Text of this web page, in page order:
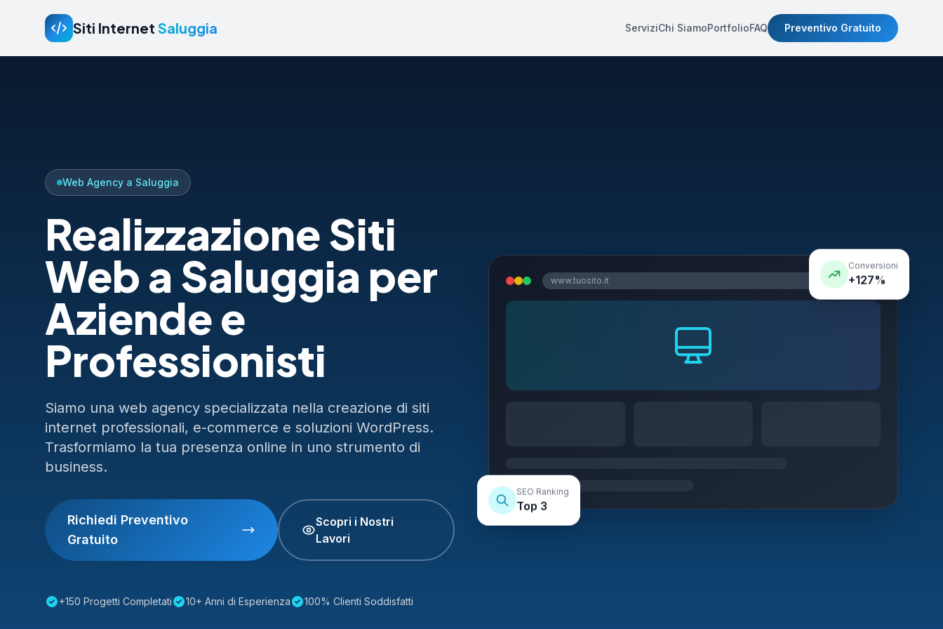
Siti Internet Saluggia ServiziChi SiamoPortfolioFAQ Preventivo Gratuito
Web Agency a Saluggia
Realizzazione Siti
Web a Saluggia per
Aziende e
Professionisti
Siamo una web agency specializzata nella creazione di siti
internet professionali, e-commerce e soluzioni WordPress.
Trasformiamo la tua presenza online in uno strumento di
business.
Richiedi Preventivo
Gratuito
Scopri i Nostri
Lavori
+150 Progetti Completati 10+ Anni di Esperienza 100% Clienti Soddisfatti
www.tuosito.it
Conversioni
+127%
SEO Ranking
Top 3